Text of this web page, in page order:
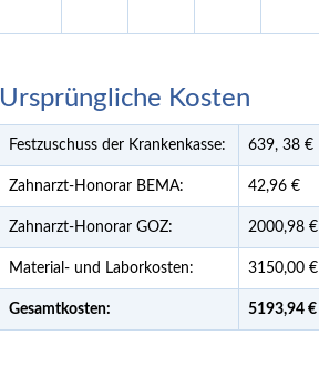
Ursprüngliche Kosten
Festzuschuss der Krankenkasse: 639, 38 €
Zahnarzt-Honorar BEMA: 42,96 €
Zahnarzt-Honorar GOZ: 2000,98 €
Material- und Laborkosten: 3150,00 €
Gesamtkosten: 5193,94 €